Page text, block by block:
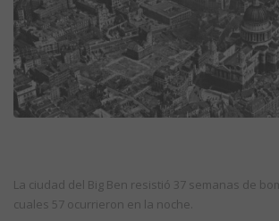
La ciudad del Big Ben resistió 37 semanas de
cuales 57 ocurrieron en la noche.